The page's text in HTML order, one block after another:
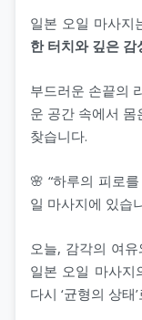
일본 오일 마사지
한 터치와 깊은 감
부드러운 손끝의
운 공간 속에서
찾습니다.
🌸 “하루의 피로
일 마사지에 있습
오늘, 감각의 여
일본 오일 마사지
다시 ‘균형의 상태